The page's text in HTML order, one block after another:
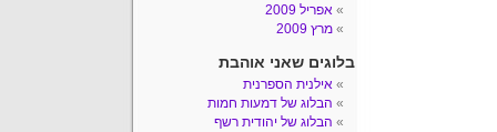
אפריל 2009
מרץ 2009
בלוגים שאני אוהבת
אילנית הספרנית
הבלוג של דמעות חמות
הבלוג של יהודית רשף